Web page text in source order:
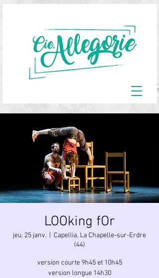
LOOking fOr
jeu. 25 janv.
Capellia, La Chapelle-sur-Erdre
(44)
version courte 9h45 et 10h45
version longue 14h30